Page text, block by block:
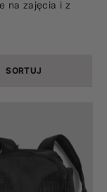
na zajęcia i z
SORTUJ